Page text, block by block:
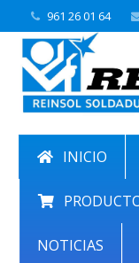
961 26 01 64
INICIO
NOTICIAS